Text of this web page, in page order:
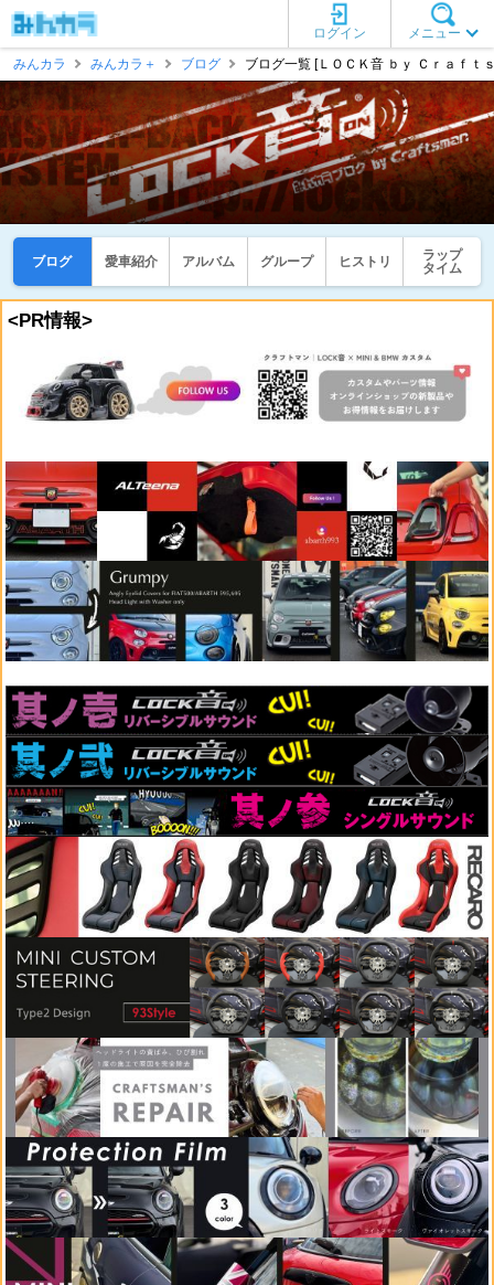
メニュー
ログイン
みんカラ
みんカラ＋ ブログ ブログ一覧 [ＬＯＣＫ音 ｂｙ Ｃｒａｆｔ
ブログ 愛車紹介 アルバム グループ ヒストリ
ラップ
タイム
<PR情報>